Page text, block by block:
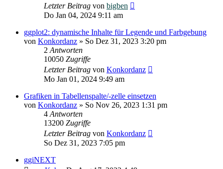
Letzter Beitrag von bigben
Do Jan 04, 2024 9:11 am
ggplot2: dynamische Inhalte für Legende und Farbgebung
von Konkordanz » So Dez 31, 2023 3:20 pm
2 Antworten
10050 Zugriffe
Letzter Beitrag von Konkordanz
Mo Jan 01, 2024 9:49 am
Grafiken in Tabellenspalte/-zelle einsetzen
von Konkordanz » So Nov 26, 2023 1:31 pm
4 Antworten
13200 Zugriffe
Letzter Beitrag von Konkordanz
So Dez 31, 2023 7:05 pm
ggiNEXT